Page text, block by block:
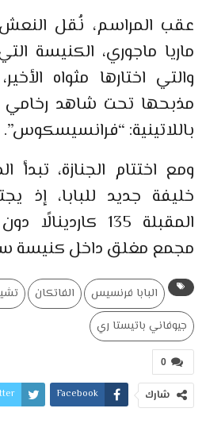
عقب المراسم، نُقل النعش
ماريا ماجوري، الكنيسة التي
والتي اختارها مثواه
مذبحها تحت شاهد
باللاتينية: “فرانسيسكوس”.
ومع اختتام الجنازة، تبدأ
خليفة جديد للبابا، إذ
المقبلة 135
مجمع مغلق داخل كنيسة
البابا فرنسيس الفاتكان
جيوفاني باتيستا ري
0
شارك Facebook